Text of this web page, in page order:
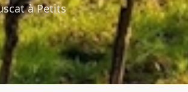
à Petits